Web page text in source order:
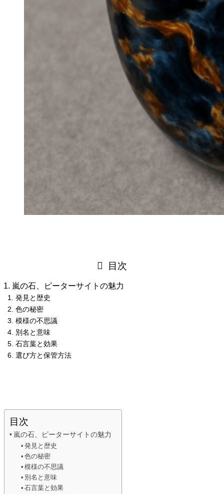
目次
嵐の石、ピーターサイトの魅力
発見と歴史
色の秘密
模様の不思議
別名と意味
石言葉と効果
選び方と保管方法
目次
嵐の石、ピーターサイトの魅力
発見と歴史
色の秘密
模様の不思議
別名と意味
石言葉と効果